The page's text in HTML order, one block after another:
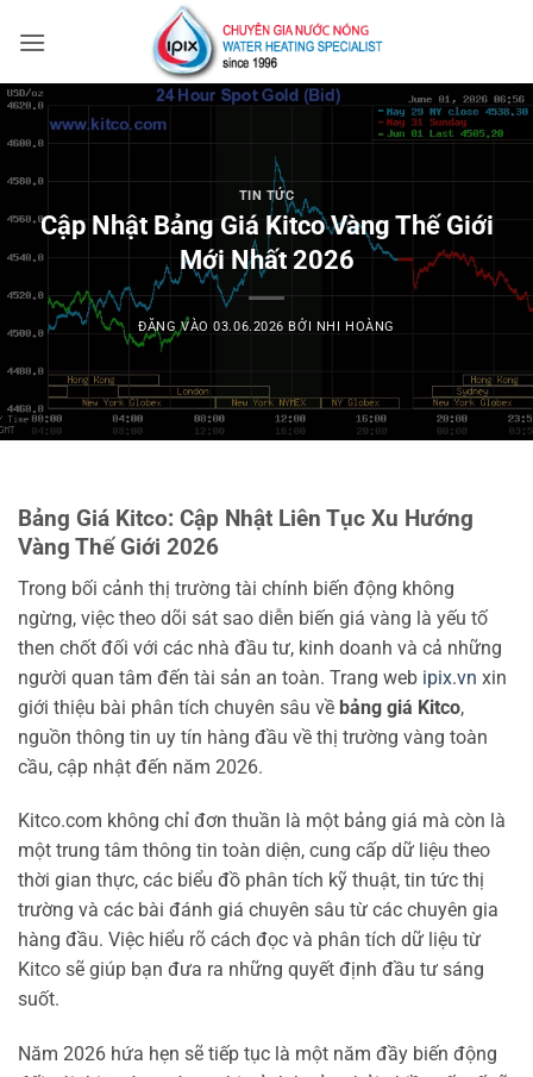
qua
dung
TIN TỨC
Cập Nhật Bảng Giá Kitco Vàng Thế Giới
Mới Nhất 2026
ĐĂNG VÀO03.06.2026 BỞI NHI HOÀNG
Bảng Giá Kitco: Cập Nhật Liên Tục Xu Hướng
Vàng Thế Giới 2026
Trong bối cảnh thị trường tài chính biến động không
ngừng, việc theo dõi sát sao diễn biến giá vàng là yếu tố
then chốt đối với các nhà đầu tư, kinh doanh và cả những
người quan tâm đến tài sản an toàn. Trang web ipix.vn xin
giới thiệu bài phân tích chuyên sâu về bảng giá Kitco,
nguồn thông tin uy tín hàng đầu về thị trường vàng toàn
cầu, cập nhật đến năm 2026.
Kitco.com không chỉ đơn thuần là một bảng giá mà còn là
một trung tâm thông tin toàn diện, cung cấp dữ liệu theo
thời gian thực, các biểu đồ phân tích kỹ thuật, tin tức thị
trường và các bài đánh giá chuyên sâu từ các chuyên gia
hàng đầu. Việc hiểu rõ cách đọc và phân tích dữ liệu từ
Kitco sẽ giúp bạn đưa ra những quyết định đầu tư sáng
suốt.
Năm 2026 hứa hẹn sẽ tiếp tục là một năm đầy biến động